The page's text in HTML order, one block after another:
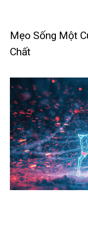
Mẹo Sống Một
Chất